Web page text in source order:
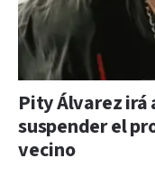
Pity Álvarez irá
suspender el
vecino